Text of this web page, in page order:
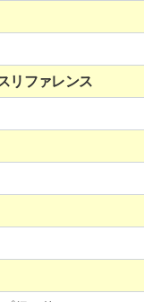
リファレンス